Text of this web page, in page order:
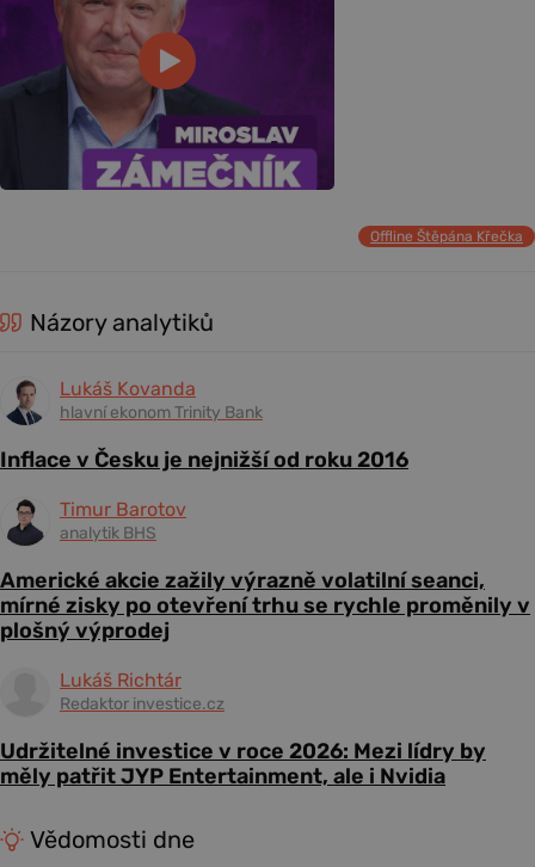
Offline Štěpána Křečka
Názory analytiků
Lukáš Kovanda
hlavní ekonom Trinity Bank
Inflace v Česku je nejnižší od roku 2016
Timur Barotov
analytik BHS
Americké akcie zažily výrazně volatilní seanci,
mírné zisky po otevření trhu se rychle proměnily v
plošný výprodej
Lukáš Richtár
Redaktor investice.cz
Udržitelné investice v roce 2026: Mezi lídry by
měly patřit JYP Entertainment, ale i Nvidia
Vědomosti dne